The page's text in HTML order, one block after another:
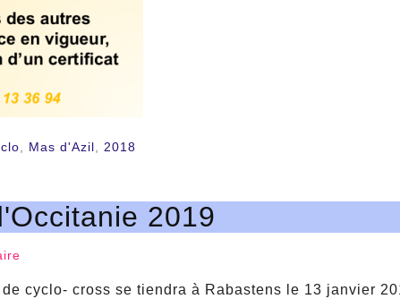
Mas d'Azil 2018
2019
cyclo- cross se tiendra à Rabastens le 13 janvier